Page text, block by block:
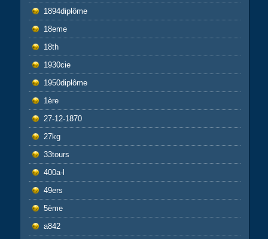
1894diplôme
18eme
18th
1930cie
1950diplôme
1ère
27-12-1870
27kg
33tours
400a-l
49ers
5ème
a842